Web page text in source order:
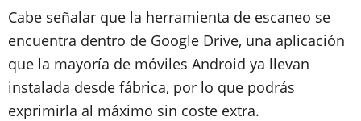
Cabe señalar que la herramienta de escaneo se
encuentra dentro de Google Drive, una aplicación
que la mayoría de móviles Android ya llevan
instalada desde fábrica, por lo que podrás
exprimirla al máximo sin coste extra.